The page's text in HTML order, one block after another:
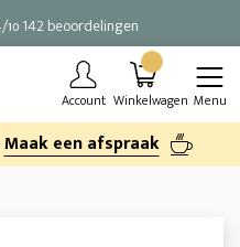
/10 142 beoordelingen
Account Winkelwagen Menu
Maak een afspraak